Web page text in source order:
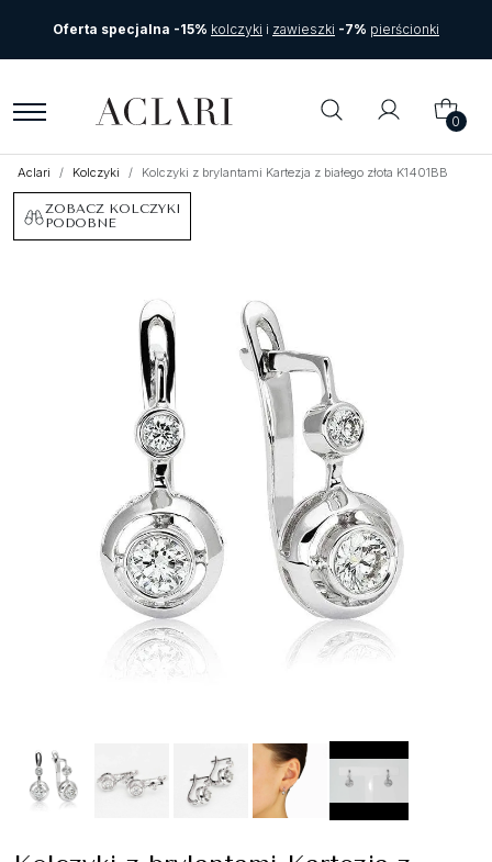
Oferta specjalna -15% kolczyki i zawieszki -7% pierścionki
0
Aclari Kolczyki Kolczyki z brylantami Kartezja z białego złota K1401BB
ZOBACZ KOLCZYKI
PODOBNE